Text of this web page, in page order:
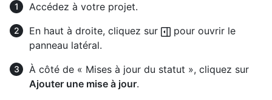
Accédez à votre projet.
En haut à droite, cliquez sur
pour ouvrir le
panneau latéral.
À côté de « Mises à jour du statut », cliquez sur
Ajouter une mise à jour.